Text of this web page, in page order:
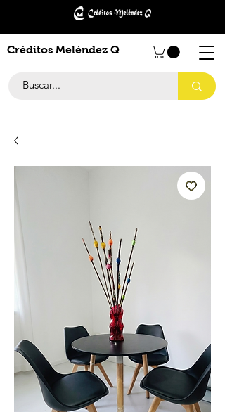
Créditos Meléndez Q